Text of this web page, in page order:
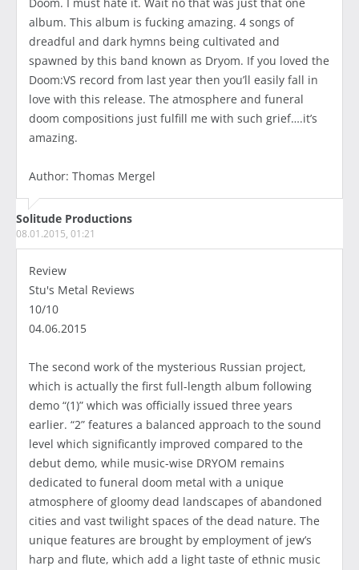
album. This album is fucking amazing. 4 songs of
dreadful and dark hymns being cultivated and
spawned by this band known as Dryom. If you loved the
Doom:VS record from last year then you’ll easily fall in
love with this release. The atmosphere and funeral
doom compositions just fulfill me with such grief….it’s
amazing.
Author: Thomas Mergel
Solitude Productions
08.01.2015, 01:21
Review
Stu's Metal Reviews
10/10
04.06.2015
The second work of the mysterious Russian project,
which is actually the first full-length album following
demo “(1)” which was officially issued three years
earlier. “2” features a balanced approach to the sound
level which significantly improved compared to the
debut demo, while music-wise DRYOM remains
dedicated to funeral doom metal with a unique
atmosphere of gloomy dead landscapes of abandoned
cities and vast twilight spaces of the dead nature. The
unique features are brought by employment of jew’s
harp and flute, which add a light taste of ethnic music